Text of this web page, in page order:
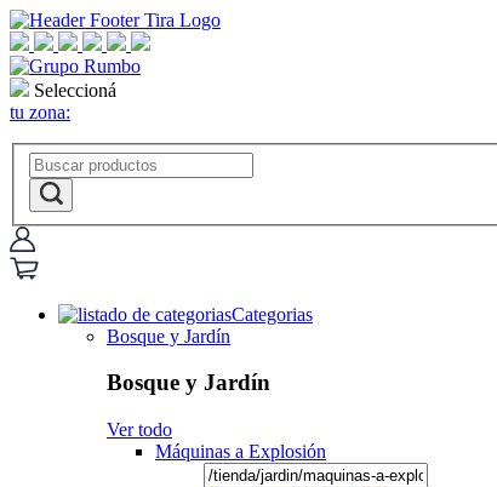
Seleccioná
tu zona:
Categorias
Bosque y Jardín
Bosque y Jardín
Ver todo
Máquinas a Explosión